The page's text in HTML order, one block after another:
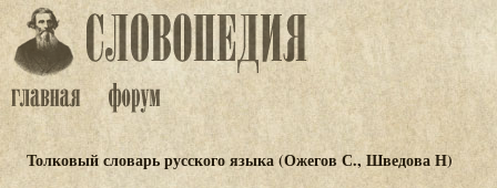
Толковый словарь русского языка (Ожегов С., Шведова Н)